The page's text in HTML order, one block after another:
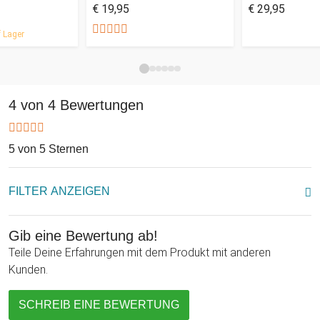
Prima Geschenk zum runden 40. Geburtstag! Prost!
€ 19,95 € 29,95
4 von 4 Bewertungen
5 von 5 Sternen
FILTER ANZEIGEN
Gib eine Bewertung ab!
Teile Deine Erfahrungen mit dem Produkt mit anderen
Kunden.
SCHREIB EINE BEWERTUNG